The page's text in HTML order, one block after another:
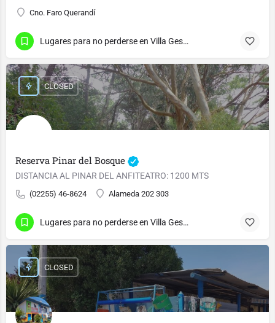
Cno. Faro Querandí
Lugares para no perderse en Villa Gesell
Reserva Pinar del Bosque
DISTANCIA AL PINAR DEL ANFITEATRO: 1200 MTS
(02255) 46-8624 Alameda 202 303
CLOSED
Lugares para no perderse en Villa Gesell
CLOSED